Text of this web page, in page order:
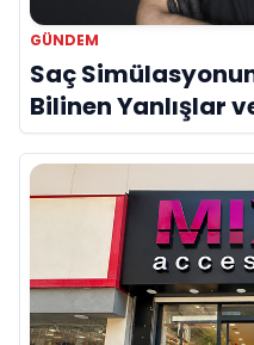
GÜNDEM
Saç
Bilinen Yanlışlar
Onur Akdeniz ile